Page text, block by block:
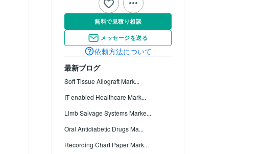
無料で見積り相談
メッセージを送る
依頼方法について
最新ブログ
Soft Tissue Allograft Mark...
IT-enabled Healthcare Mark...
Limb Salvage Systems Marke...
Oral Antidiabetic Drugs Ma...
Recording Chart Paper Mark...